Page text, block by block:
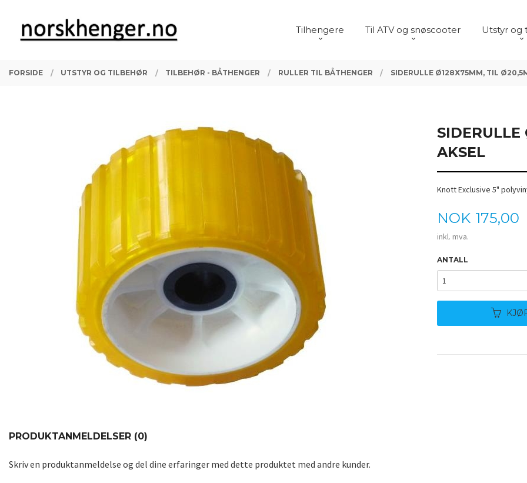
innholdet
PRODUKTER
Tilhengere Til ATV og snøscooter Utstyr og
FORSIDE UTSTYR OG TILBEHØR TILBEHØR - BÅTHENGER RULLER TIL BÅTHENGER SIDERULLE Ø128X75MM, TIL
AKSEL
Knott Exclusive 5"
Pris
NOK 175,00
inkl. mva.
ANTALL
PRODUKTANMELDELSER (0)
Skriv en produktanmeldelse og del dine erfaringer med dette produktet med andre kunder.